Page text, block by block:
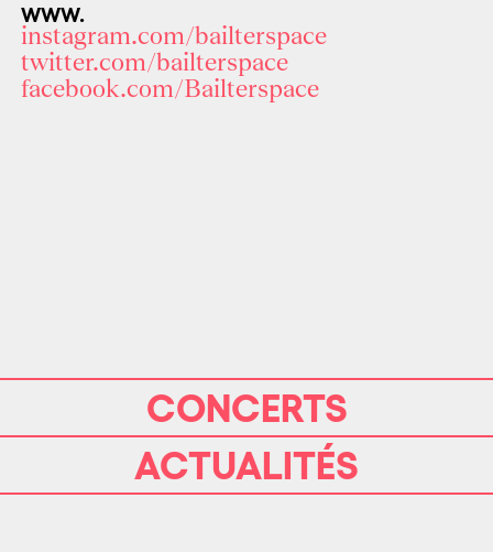
WWW.
instagram.com/bailterspace
twitter.com/bailterspace
facebook.com/Bailterspace
CONCERTS
ACTUALITÉS